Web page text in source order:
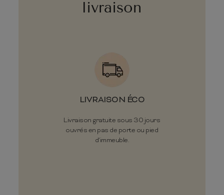
livraison
LIVRAISON ÉCO
Livraison gratuite sous 30 jours
ouvrés en pas de porte ou pied
d'immeuble.